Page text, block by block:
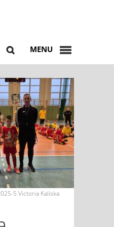
MENU
5 Victoria Kaliska